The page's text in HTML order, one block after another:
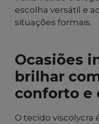
escolha versátil e
situações formais.
Ocasiões
brilhar
conforto e
O tecido viscolycra